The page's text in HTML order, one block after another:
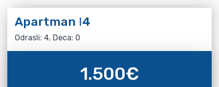
Apartman Ι4
Odrasli: 4, Deca: 0
1.500€